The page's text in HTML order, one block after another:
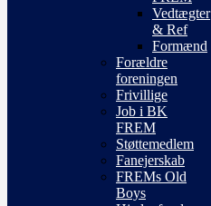
Vedtægter
& Ref
Formænd
Forældre
foreningen
Frivillige
Job i BK
FREM
Støttemedlem
Fanejerskab
FREMs Old
Boys